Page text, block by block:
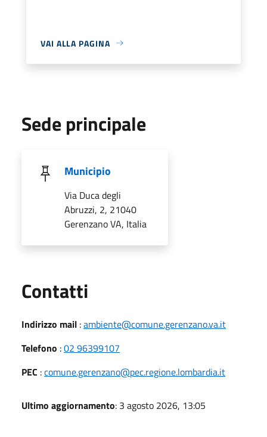
VAI ALLA PAGINA
Sede principale
Municipio
Via Duca degli
Abruzzi, 2, 21040
Gerenzano VA, Italia
Contatti
Indirizzo mail :ambiente@comune.gerenzano.va.it
Telefono :02 96399107
PEC :comune.gerenzano@pec.regione.lombardia.it
Ultimo aggiornamento: 3 agosto 2026, 13:05